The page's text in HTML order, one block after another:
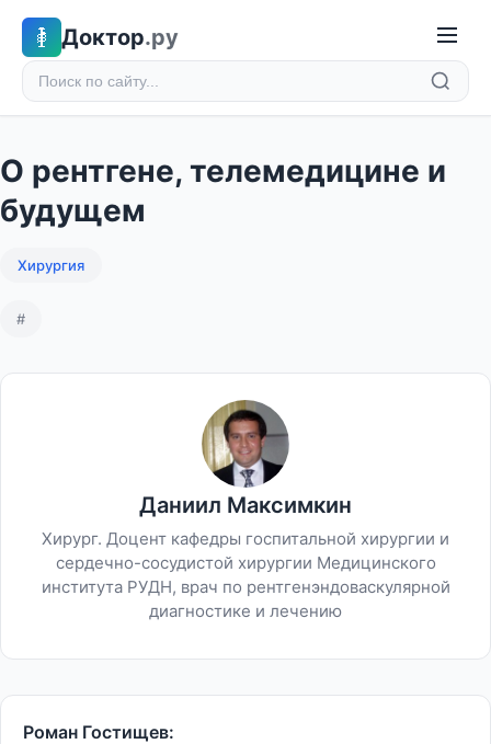
Доктор.ру
О рентгене, телемедицине и
будущем
Хирургия
#
Даниил Максимкин
Хирург. Доцент кафедры госпитальной хирургии и
сердечно-сосудистой хирургии Медицинского
института РУДН, врач по рентгенэндоваскулярной
диагностике и лечению
Роман Гостищев: